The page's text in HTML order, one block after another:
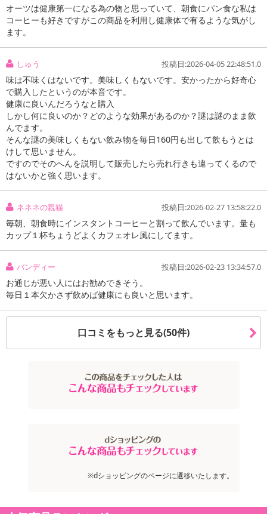
注意事項
お申込みの際は 「商品情報」に記載されている「注意事項」を
必ずご確認ください。
【キャンセルについて】
※お申込み後のキャンセルはお受けできません。
記載されている内容を必ずご確認いただき、お届けする商品セット
にご納得いただきましたうえでお申し込みください。
※パッケージ変更や商品リニューアル(成分など含む)等により、参考
の掲載画像や画像内のバーコードなど、お届け商品と多少異なる場
合がございます。
また、[新たな加工食品の原料原産地表示制度]の経過措置期間の終
了により、商品詳細内に記載の原産国・原材料の表記が旧表記の場
あらかじめご了承いただいた上でお申込みください。なお、本理由
によるお申込み後のキャンセル・返品交換は対応いたしかねます。
※送料はお試し費用に含まれております。
※お支払い方法は、電話料金合算払い、クレジットカード、dポイン
【発送・お届け・商品について】
※お申込み頂きました商品の同梱、お届けの日時指定はいたしかね
※会員様のご都合でお受取りいただけない場合、商品の再発送や返
また、お届け日時のご指定は、お受けできません。宅配業者からの
オーツは健康第一になる為の物と思っていて、朝食にパン食な私は
コーヒーも好きですがこの商品を利用し健康体で有るような気がし
ます。
しゅう 投稿日:2026-04-05 22:48:51.0
味は不味くはないです。美味しくもないです。安かったから好奇心
で購入したというのが本音です。
健康に良いんだろうなと購入
しかし何に良いのか？どのような効果があるのか？謎は謎のまま飲
んでます。
そんな謎の美味しくもない飲み物を毎日160円も出して飲もうとは
けして思いません。
ですのでそのへんを説明して販売したら売れ行きも違ってくるので
はないかと強く思います。
ネネネの親猫 投稿日:2026-02-27 13:58:22.0
毎朝、朝食時にインスタントコーヒーと割って飲んでいます。量も
カップ１杯ちょうどよくカフェオレ風にしてます。
バンディー 投稿日:2026-02-23 13:34:57.0
お通じが悪い人にはお勧めできそう。
毎日１本欠かさず飲めば健康にも良いと思います。
口コミをもっと見る(50件)
※dショッピングのページに遷移いたします。